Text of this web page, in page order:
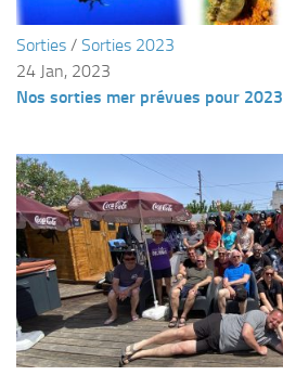
Moniteur Fédéral
Organisation
Responsables
Sorties techniques
APNEE
SORTIES
Sorties 2026
Sorties 2025
Sorties 2024
Sorties / Sorties 2023
24 Jan, 2023
Nos sorties mer prévues pour 2023